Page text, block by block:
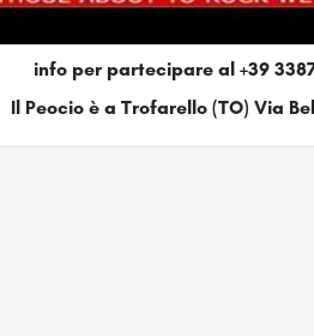
info per partecipare al +39
Il Peocio è a Trofarello (TO) Via